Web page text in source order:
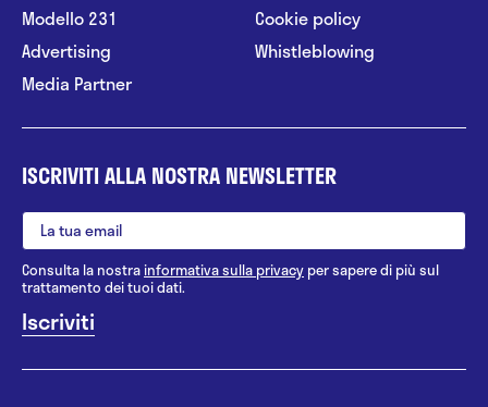
Modello 231
Advertising
Media Partner
Cookie policy
Whistleblowing
ISCRIVITI ALLA NOSTRA NEWSLETTER
Consulta la nostrainformativa sulla privacy per sapere di più sul
trattamento dei tuoi dati.